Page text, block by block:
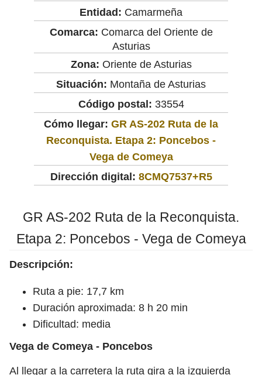
Entidad: Camarmeña
Comarca: Comarca del Oriente de
Asturias
Zona: Oriente de Asturias
Situación: Montaña de Asturias
Código postal: 33554
Cómo llegar: GR AS-202 Ruta de la
Reconquista. Etapa 2: Poncebos -
Vega de Comeya
Dirección digital: 8CMQ7537+R5
GR AS-202 Ruta de la Reconquista.
Etapa 2: Poncebos - Vega de Comeya
Descripción:
Ruta a pie: 17,7 km
Duración aproximada: 8 h 20 min
Dificultad: media
Vega de Comeya - Poncebos
Al llegar a la carretera la ruta gira a la izquierda